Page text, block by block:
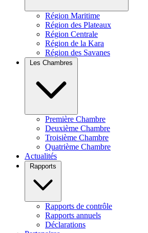
Région Maritime
Région des Plateaux
Région Centrale
Région de la Kara
Région des Savanes
Première Chambre
Deuxième Chambre
Troisième Chambre
Quatrième Chambre
Actualités
Rapports de contrôle
Rapports annuels
Déclarations